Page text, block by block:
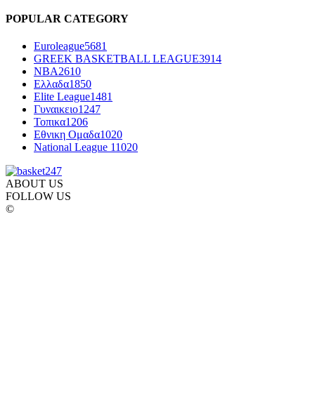
POPULAR CATEGORY
Euroleague5681
GREEK BASKETBALL LEAGUE3914
NBA2610
Ελλαδα1850
Elite League1481
Γυναικειο1247
Τοπικα1206
Εθνικη Ομαδα1020
National League 11020
ABOUT US
FOLLOW US
©